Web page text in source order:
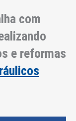
com
e reformas